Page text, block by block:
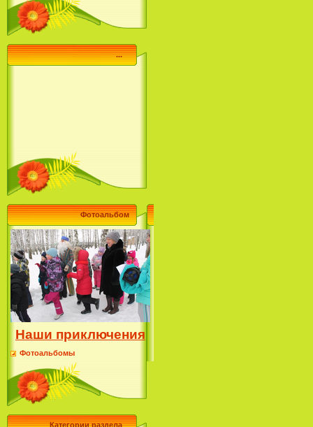
...
Фотоальбом
Наши приключения
Фотоальбомы
Категории раздела